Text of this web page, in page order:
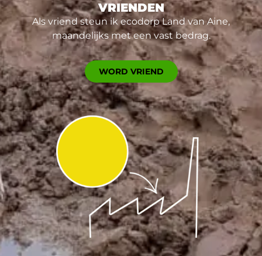
VRIENDEN
Als vriend steun ik ecodorp Land van Aine,
maandelijks met een vast bedrag.
WORD VRIEND